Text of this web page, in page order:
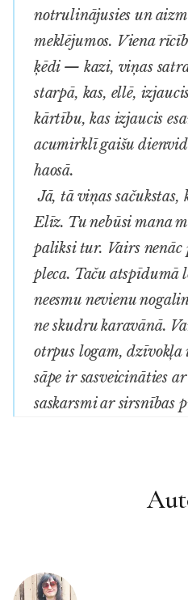
notrulinājusies un
meklējumos. Viena
ķēdi — kazi, viņas
starpā, kas, ellē,
kārtību, kas izjaucis
acumirklī gaišu
haosā.
Jā, tā viņas sačukstas,
Elīz. Tu nebūsi mana
paliksitur. Vairs nenāc
pleca. Taču atspīdumā
neesmu nevienu
ne skudru karavānā.
otrpus logam, dzīvokļa
sāpe ir sasveicināties
saskarsmi ar sirsnības